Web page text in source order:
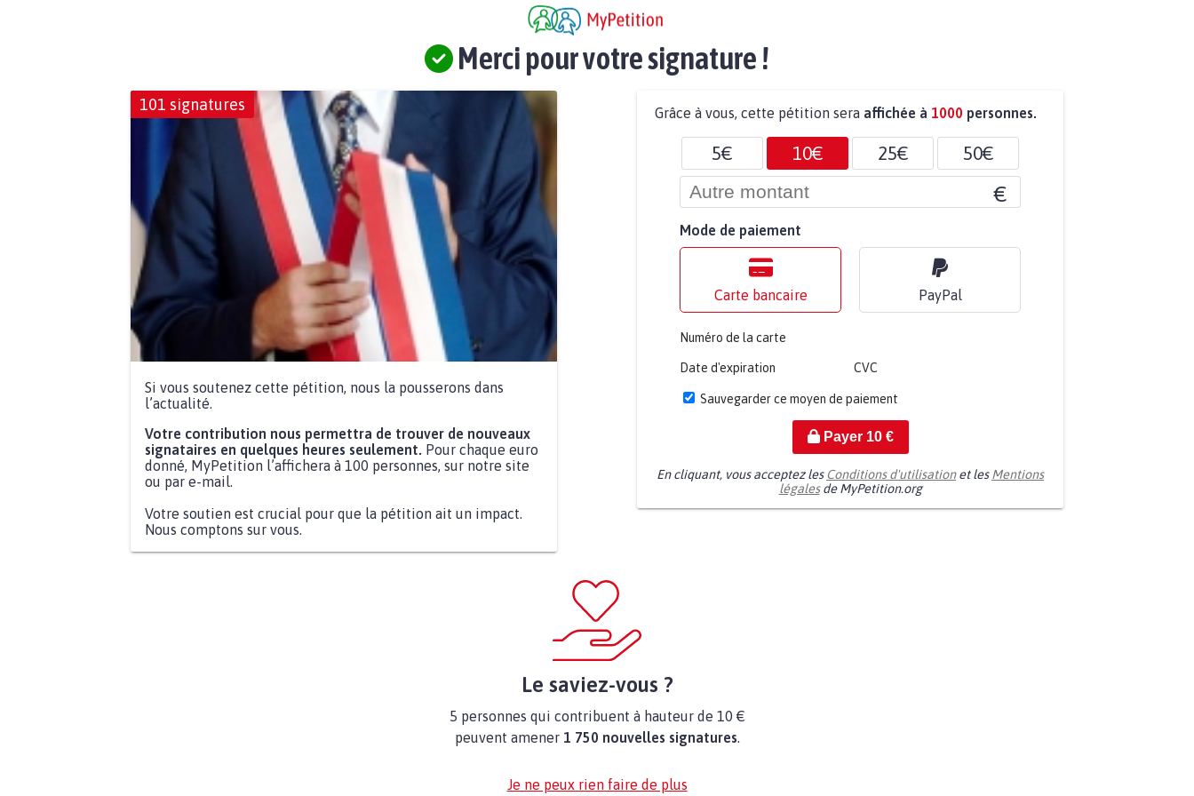
Merci pour votre signature !
101 signatures
Si vous soutenez cette pétition, nous la pousserons dans
l’actualité.
Votre contribution nous permettra de trouver de nouveaux
signataires en quelques heures seulement. Pour chaque euro
donné, MyPetition l’affichera à 100 personnes, sur notre site
ou par e-mail.
Votre soutien est crucial pour que la pétition ait un impact.
Nous comptons sur vous.
Grâce à vous, cette pétition sera affichée à 1000 personnes.
5€ 10€ 25€ 50€
€
Mode de paiement
Carte bancaire PayPal
Numéro de la carte
Date d'expiration CVC
Sauvegarder ce moyen de paiement
Payer 10€
En cliquant, vous acceptez les Conditions d'utilisationet lesMentions
légalesde MyPetition.org
Le saviez-vous ?
5 personnes qui contribuent à hauteur de 10 €
peuvent amener 1 750 nouvelles signatures.
Je ne peux rien faire de plus